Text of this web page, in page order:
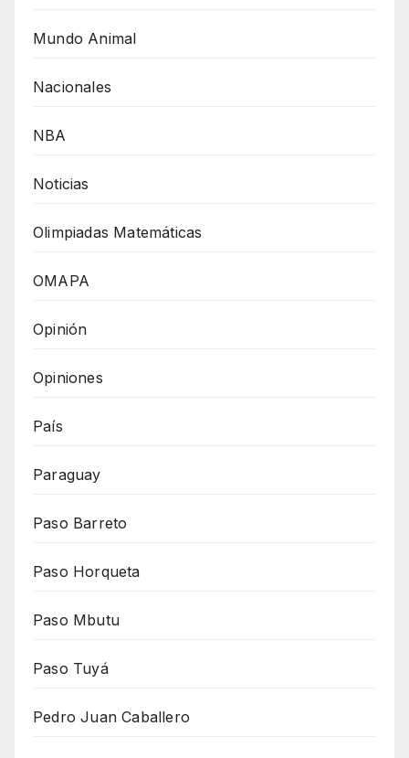
Mundo Animal
Nacionales
NBA
Noticias
Olimpiadas Matemáticas
OMAPA
Opinión
Opiniones
País
Paraguay
Paso Barreto
Paso Horqueta
Paso Mbutu
Paso Tuyá
Pedro Juan Caballero